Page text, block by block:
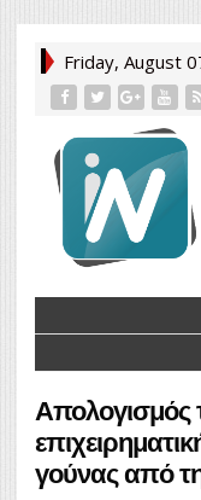
Friday, August
Απολογισμός
γούνας από